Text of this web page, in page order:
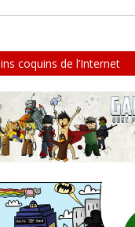
coquins de l’Internet